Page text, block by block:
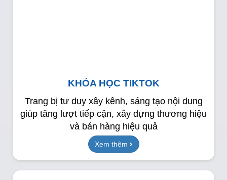
KHÓA HỌC TIKTOK
Trang bị tư duy xây kênh, sáng tạo nội dung
giúp tăng lượt tiếp cận, xây dựng thương hiệu
và bán hàng hiệu quả
Xem thêm